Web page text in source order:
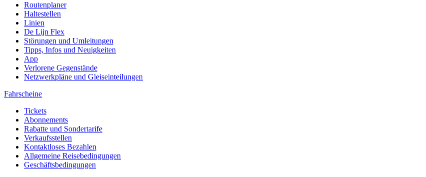
Routenplaner
Haltestellen
Linien
De Lijn Flex
Störungen und Umleitungen
Tipps, Infos und Neuigkeiten
App
Verlorene Gegenstände
Netzwerkpläne und Gleiseinteilungen
Fahrscheine
Tickets
Abonnements
Rabatte und Sondertarife
Verkaufsstellen
Kontaktloses Bezahlen
Allgemeine Reisebedingungen
Geschäftsbedingungen